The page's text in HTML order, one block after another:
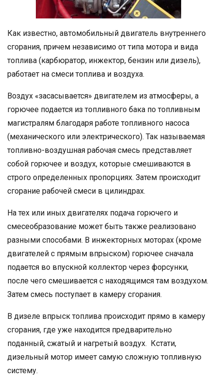
Как известно, автомобильный двигатель внутреннего
сгорания, причем независимо от типа мотора и вида
топлива (карбюратор, инжектор, бензин или дизель),
работает на смеси топлива и воздуха.
Воздух «засасывается» двигателем из атмосферы, а
горючее подается из топливного бака по топливным
магистралям благодаря работе топливного насоса
(механического или электрического). Так называемая
топливно-воздушная рабочая смесь представляет
собой горючее и воздух, которые смешиваются в
строго определенных пропорциях. Затем происходит
сгорание рабочей смеси в цилиндрах.
На тех или иных двигателях подача горючего и
смесеобразование может быть также реализовано
разными способами. В инжекторных моторах (кроме
двигателей с прямым впрыском) горючее сначала
подается во впускной коллектор через форсунки,
после чего смешивается с находящимся там воздухом.
Затем смесь поступает в камеру сгорания.
В дизеле впрыск топлива происходит прямо в камеру
сгорания, где уже находится предварительно
поданный, сжатый и нагретый воздух. Кстати,
дизельный мотор имеет самую сложную топливную
систему.